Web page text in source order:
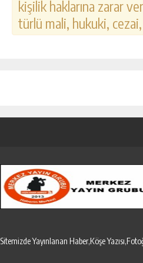
kişilik haklarına zarar
türlü mali, hukuki,
Sitemizde Yayınlanan Haber,Köşe